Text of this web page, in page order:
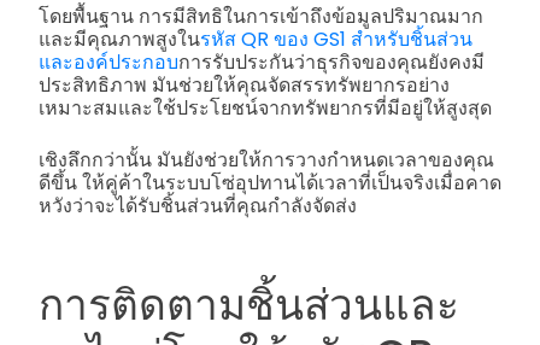
โดยพื้นฐาน การมีสิทธิในการเข้าถึงข้อมูลปริมาณมาก
และมีคุณภาพสูงในรหัส QR ของ GS1 สำหรับชิ้นส่วน
และองค์ประกอบการรับประกันว่าธุรกิจของคุณยังคงมี
ประสิทธิภาพ มันช่วยให้คุณจัดสรรทรัพยากรอย่าง
เหมาะสมและใช้ประโยชน์จากทรัพยากรที่มีอยู่ให้สูงสุด
เชิงลึกกว่านั้น มันยังช่วยให้การวางกำหนดเวลาของคุณ
ดีขึ้น ให้คู่ค้าในระบบโซ่อุปทานได้เวลาที่เป็นจริงเมื่อคาด
หวังว่าจะได้รับชิ้นส่วนที่คุณกำลังจัดส่ง
การติดตามชิ้นส่วนและ